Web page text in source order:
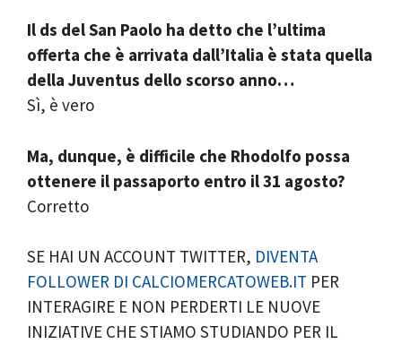
Il ds del San Paolo ha detto che l’ultima
offerta che è arrivata dall’Italia è stata quella
della Juventus dello scorso anno…
Sì, è vero
Ma, dunque, è difficile che Rhodolfo possa
ottenere il passaporto entro il 31 agosto?
Corretto
SE HAI UN ACCOUNT TWITTER, DIVENTA
FOLLOWER DI CALCIOMERCATOWEB.IT PER
INTERAGIRE E NON PERDERTI LE NUOVE
INIZIATIVE CHE STIAMO STUDIANDO PER IL